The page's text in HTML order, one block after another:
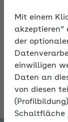
Mit einem
akzeptieren“
der
einwilligen
Daten an
von diesen
Schaltfläche
Lohn- und
zum
2026 –
der AOK
neue Jahr.